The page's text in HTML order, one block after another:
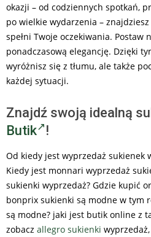
okazji – od codziennych spotkań,
po wielkie wydarzenia –
spełni Twoje oczekiwania. Postaw
ponadczasową elegancję. Dzięki
wyróżnisz się z tłumu, ale także
każdej sytuacji.
Znajdź swoją idealną
Butik
!
Od kiedy jest wyprzedaż sukienek
Kiedy jest monnari wyprzedaż
sukienki wyprzedaż? Gdzie kupić
bonprix sukienki są modne w tym
są modne? jaki jest butik online z
zobacz allegro sukienki